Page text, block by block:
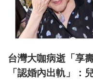
台灣大咖病逝「享
「認婚內出軌」：